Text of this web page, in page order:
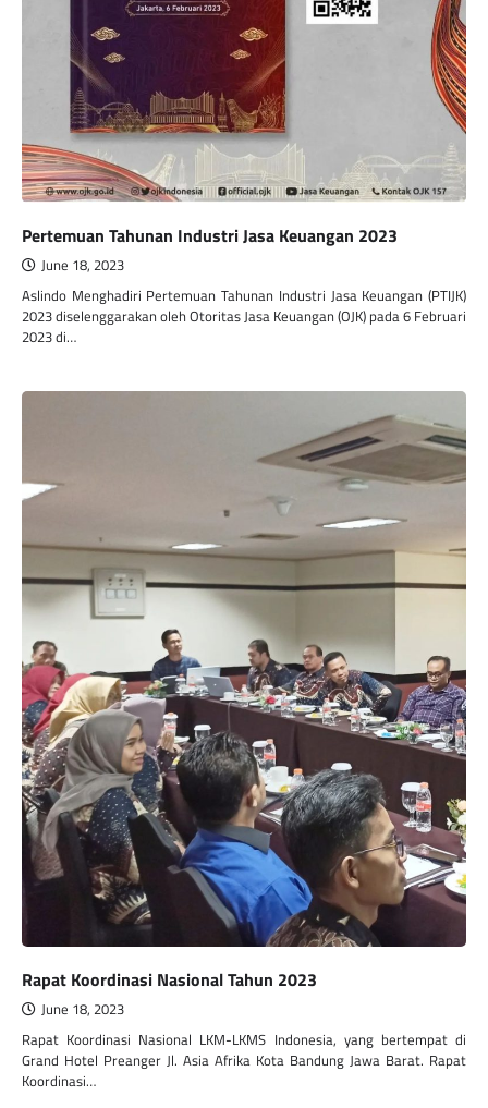
Pertemuan Tahunan Industri Jasa Keuangan 2023
June 18, 2023
Aslindo Menghadiri Pertemuan Tahunan Industri Jasa Keuangan (PTIJK)
2023 diselenggarakan oleh Otoritas Jasa Keuangan (OJK) pada 6 Februari
2023 di…
Rapat Koordinasi Nasional Tahun 2023
June 18, 2023
Rapat Koordinasi Nasional LKM-LKMS Indonesia, yang bertempat di
Grand Hotel Preanger Jl. Asia Afrika Kota Bandung Jawa Barat. Rapat
Koordinasi…